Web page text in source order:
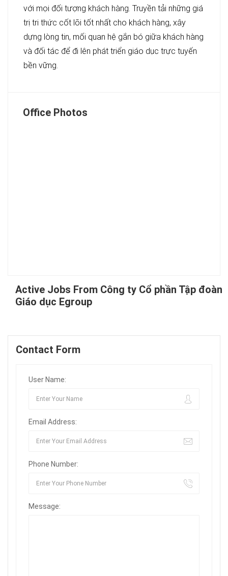
với mọi đối tượng khách hàng. Truyền tải những giá
trị tri thức cốt lõi tốt nhất cho khách hàng, xây
dựng lòng tin, mối quan hệ gắn bó giữa khách hàng
và đối tác để đi lên phát triển giáo dục trực tuyến
bền vững.
Office Photos
Active Jobs From Công ty Cổ phần Tập đoàn
Giáo dục Egroup
Contact Form
User Name:
Email Address:
Phone Number:
Message: